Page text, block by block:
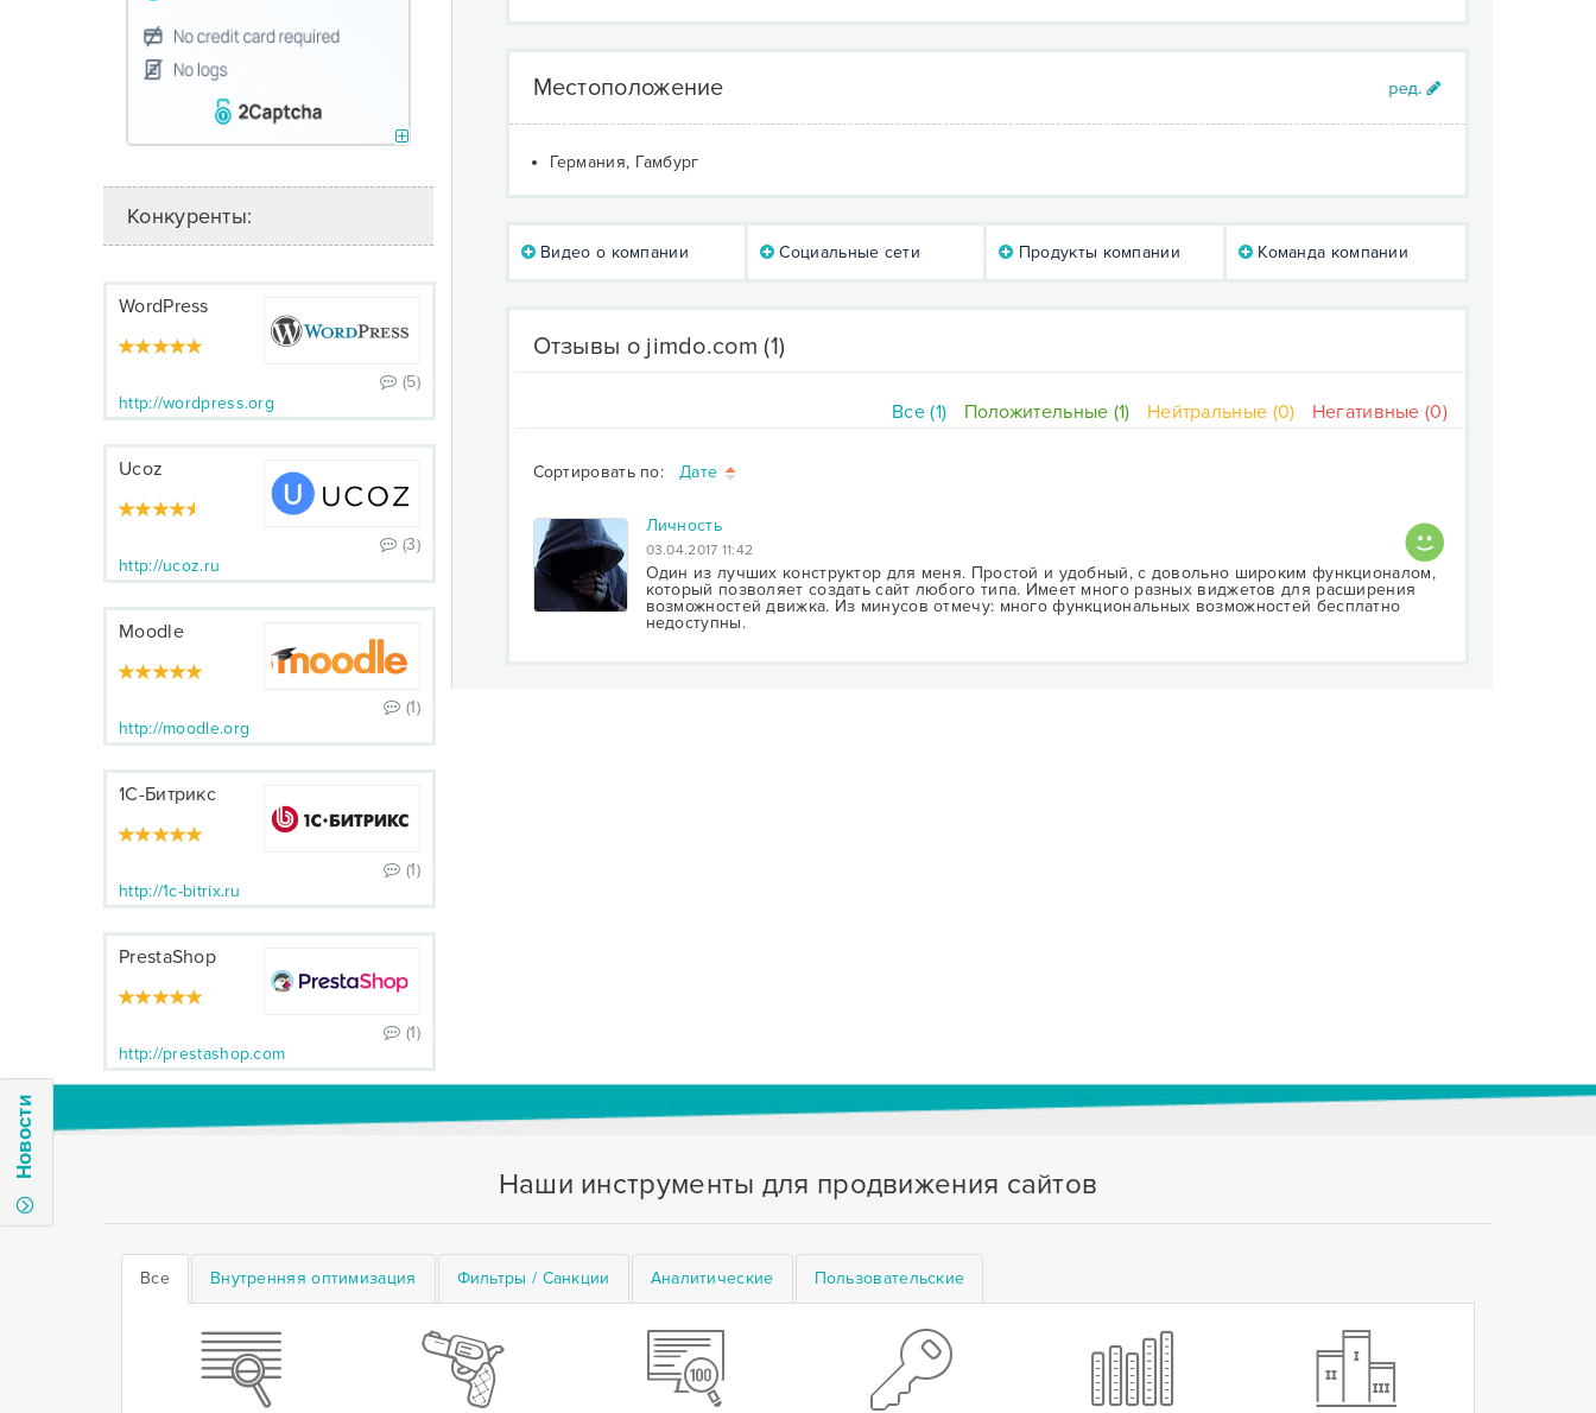
Новости
Конкуренты:
WordPress
(5)
http://wordpress.org
Ucoz
(3)
http://ucoz.ru
Moodle
(1)
http://moodle.org
1С-Битрикс
(1)
http://1c-bitrix.ru
PrestaShop
(1)
http://prestashop.com
Местоположение
Германия, Гамбург
Видео о компании Социальные сети Продукты компании Команда компании
Отзывы о jimdo.com (1)
Все (1) Положительные (1) Нейтральные (0) Негативные (0)
Сортировать по: Дате
Личность
03.04.2017 11:42
Один из лучших конструктор для меня. Простой и удобный, с довольно широким функционалом,
который позволяет создать сайт любого типа. Имеет много разных виджетов для расширения
возможностей движка. Из минусов отмечу: много функциональных возможностей бесплатно
недоступны.
Наши инструменты для продвижения сайтов
Все Внутренняя оптимизация Фильтры / Санкции Аналитические Пользовательские